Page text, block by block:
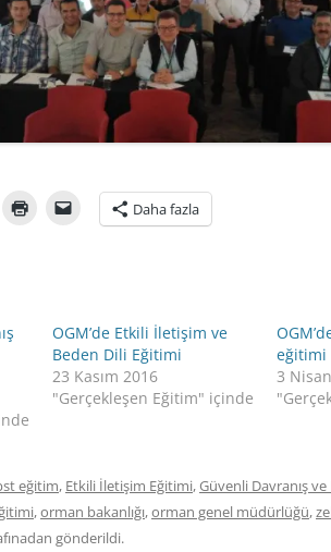
Daha fazla
OGM’de Etkili İletişim ve
Beden Dili Eğitimi
23 Kasım 2016
"Gerçekleşen Eğitim" içinde
eğitimi
3
eğitim, Etkili İletişim Eğitimi,Güvenli Davranış
,orman bakanlığı,orman genel müdürlüğü,
gönderildi.